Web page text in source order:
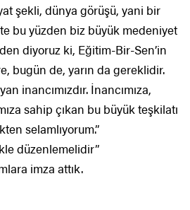
şekli, dünya görüşü, yani bir
bu yüzden biz büyük medeniyet
diyoruz ki, Eğitim-Bir-Sen’in
bugün de, yarın da gereklidir.
inancımızdır. İnancımıza,
sahip çıkan bu büyük teşkilatı
selamlıyorum.”
düzenlemelidir”
imza attık.